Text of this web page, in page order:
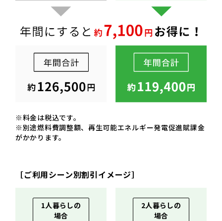
※料金は税込です。
※別途燃料費調整額、再生可能エネルギー発電促進賦課金
がかかります。
［ご利用シーン別割引イメージ］
1人暮らしの
場合
2人暮らしの
場合